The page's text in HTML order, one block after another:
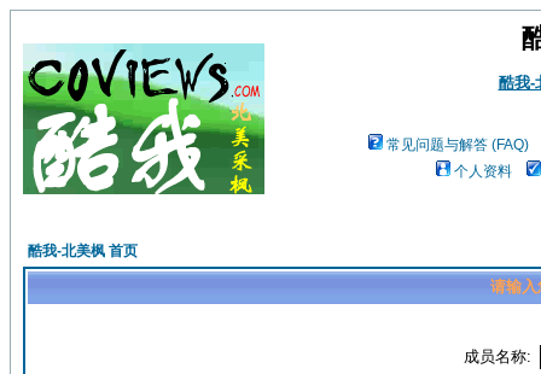
酷我-
常见问题与解答 (FAQ)
个人资料
酷我-北美枫 首页
请输入
成员名称: